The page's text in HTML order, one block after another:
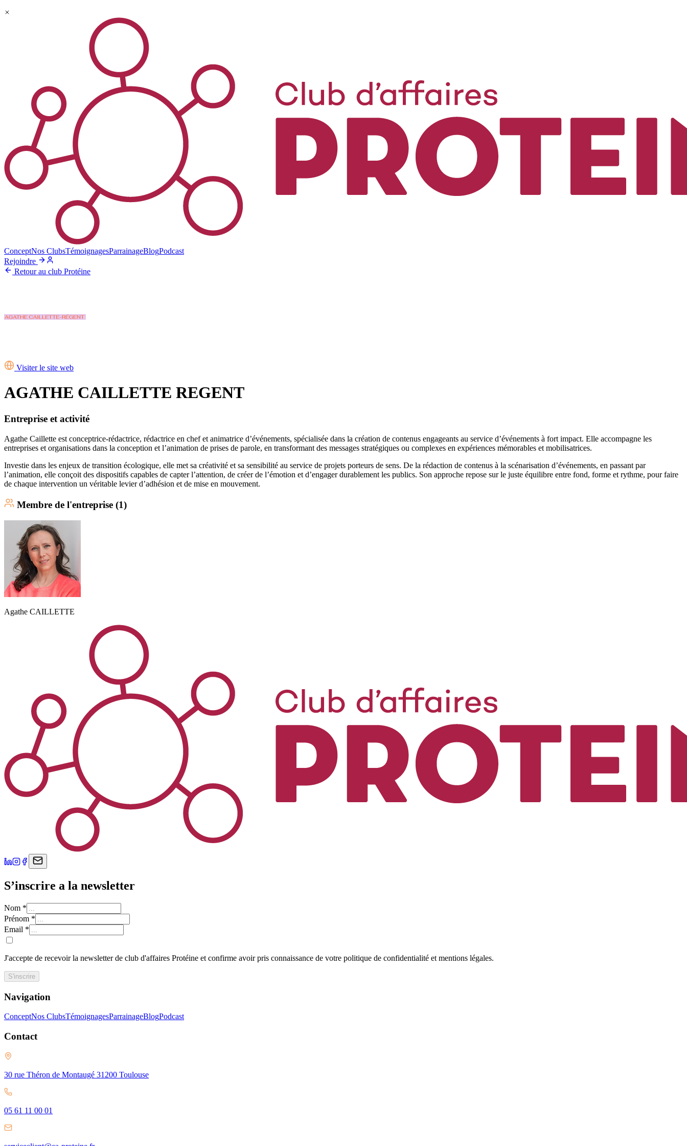
ConceptNos ClubsTémoignagesParrainageBlogPodcast
Rejoindre
Retour au club Protéine
Visiter le site web
AGATHE CAILLETTE REGENT
Entreprise et activité
Agathe Caillette est conceptrice-rédactrice, rédactrice en chef et animatrice d’événements, spécialisée dans la création de contenus engageants au service d’événements à fort impact. Elle accompagne les
entreprises et organisations dans la conception et l’animation de prises de parole, en transformant des messages stratégiques ou complexes en expériences mémorables et mobilisatrices.
Investie dans les enjeux de transition écologique, elle met sa créativité et sa sensibilité au service de projets porteurs de sens. De la rédaction de contenus à la scénarisation d’événements, en passant par
l’animation, elle conçoit des dispositifs capables de capter l’attention, de créer de l’émotion et d’engager durablement les publics. Son approche repose sur le juste équilibre entre fond, forme et rythme, pour faire
de chaque intervention un véritable levier d’adhésion et de mise en mouvement.
Membre de l'entreprise (1)
Agathe CAILLETTE
S’inscrire a la newsletter
Nom *
Prénom *
Email *
J'accepte de recevoir la newsletter de club d'affaires Protéine et confirme avoir pris connaissance de votre politique de confidentialité et mentions légales.
S'inscrire
Navigation
ConceptNos ClubsTémoignagesParrainageBlogPodcast
Contact
30 rue Théron de Montaugé 31200 Toulouse
05 61 11 00 01